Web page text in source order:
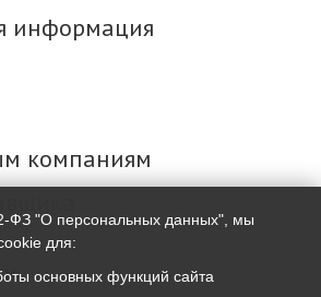
информация
компаниям
ФЗ "О персональных данных", мы
для:
основных функций сайта